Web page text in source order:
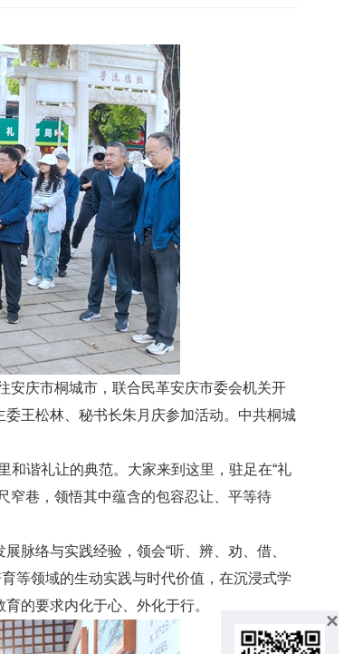
安庆市桐城市，联合民革安庆市委会机关开
委王松林、秘书长朱月庆参加活动。中共桐城
和谐礼让的典范。大家来到这里，驻足在“礼
窄巷，领悟其中蕴含的包容忍让、平等待
脉络与实践经验，领会“听、辨、劝、借、
等领域的生动实践与时代价值，在沉浸式学
的要求内化于心、外化于行。
×